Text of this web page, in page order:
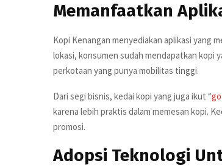
Memanfaatkan
Kopi Kenangan menyediakan aplikasi yang
lokasi, konsumen sudah mendapatkan kopi
perkotaan yang punya mobilitas tinggi.
Dari segi bisnis, kedai kopi yang juga ikut “
karena lebih praktis dalam memesan kopi.
promosi.
Adopsi Teknologi